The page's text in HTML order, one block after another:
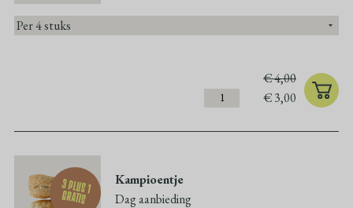
€4,00
€3,00
3 plus 1
gratis
Kampioentje
Dag aanbieding